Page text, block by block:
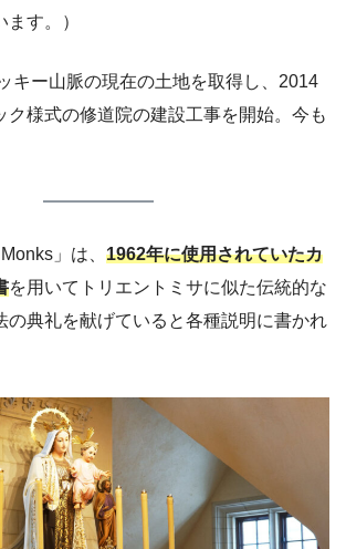
す。）
キー山脈の現在の土地を取得し、2014
ク様式の修道院の建設工事を開始。今も
」は、 1962年に使用されていたカ
を用いてトリエントミサに似た伝統的な
の典礼を献げていると各種説明に書かれ